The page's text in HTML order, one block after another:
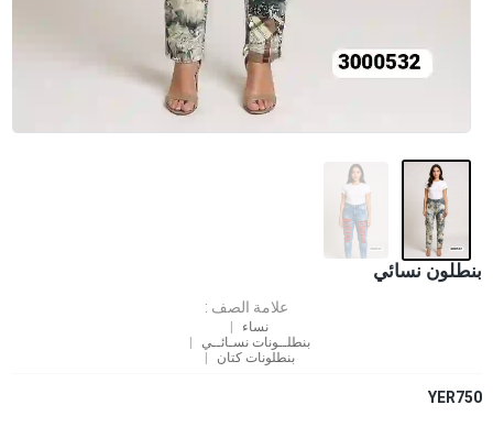
بنطلون نسائي
علامة الصف :
نساء
بنطلــونات نسـائــي
بنطلونات كتان
YER750